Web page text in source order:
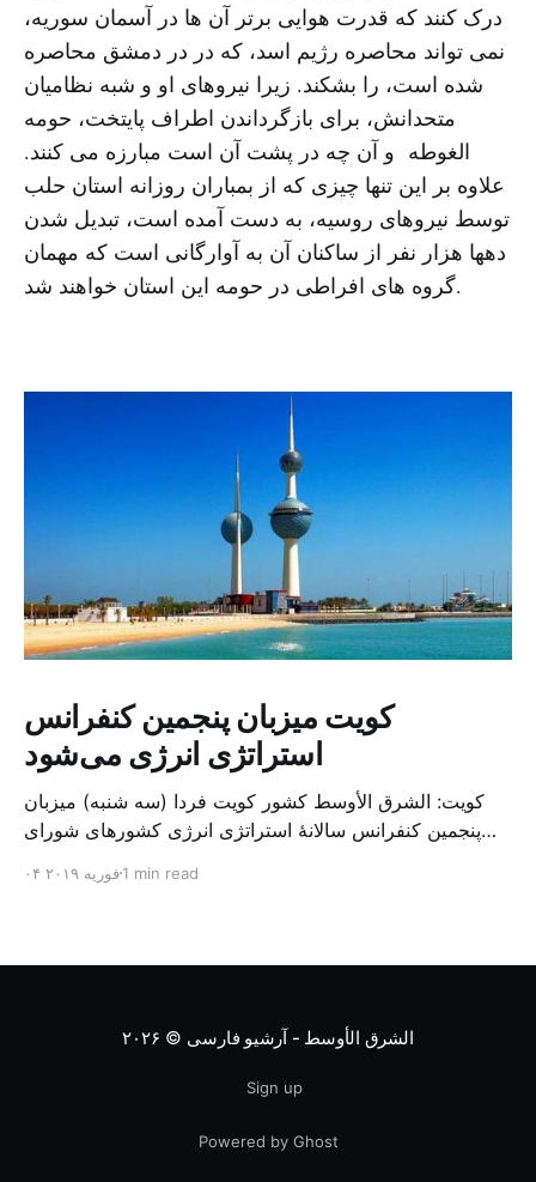
درک کنند که قدرت هوایی برتر آن ها در آسمان سوریه،
نمی تواند محاصره رژیم اسد، که در در دمشق محاصره
شده است، را بشکند. زیرا نیروهای او و شبه نظامیان
متحدانش، برای بازگرداندن اطراف پایتخت، حومه
الغوطه و آن چه در پشت آن است مبارزه می کنند.
علاوه بر این تنها چیزی که از بمباران روزانه استان حلب
توسط نیروهای روسیه، به دست آمده است، تبدیل شدن
دهها هزار نفر از ساکنان آن به آوارگانی است که مهمان
گروه های افراطی در حومه این استان خواهند شد.
کویت میزبان پنجمین کنفرانس
استراتژی انرژی می‌شود
کویت: الشرق الأوسط کشور کویت فردا (سه شنبه) میزبان
پنجمین کنفرانس سالانهٔ استراتژی انرژی کشورهای شورای
متخصص از شرکت‌های جهانی نفت و گاز در این کنفرانس
۰۴ فوریه ۲۰۱۹1 min read
الشرق الأوسط - آرشیو فارسی © ۲۰۲۶
Sign up
Powered by Ghost